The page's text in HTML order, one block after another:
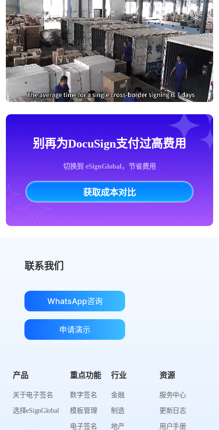
别再为DocuSign支付过高费用
切换到 eSignGlobal，节省费用
获取成本对比
联系我们
WhatsApp咨询
申请演示
产品
关于电子签名
选择eSignGlobal
重点功能
数字签名
模板管理
电子签名
行业
金融
制造
地产
资源
服务中心
更新日志
用户手册